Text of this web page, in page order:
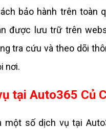
bảo hành trên toàn
được lưu trữ trên
tra cứu và theo dõi
nơi.
tại Auto365 Củ
một số dịch vụ tại